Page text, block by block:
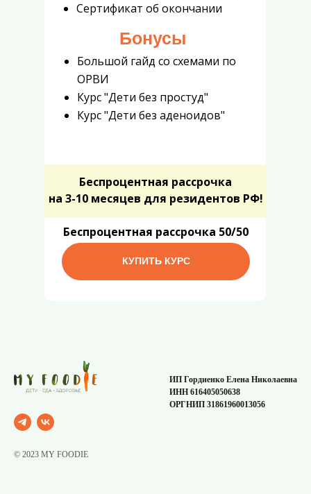
КУПИТЬ КУРС
Беспроцентная рассрочка
на 3-10 месяцев для резидентов РФ!
Беспроцентная рассрочка 50/50
Большой гайд со схемами по
ОРВИ
Курс "Дети без простуд"
Курс "Дети без аденоидов"
Бонусы
Сертификат об окончании
© 2023 MY FOODIE
ИП Гордиенко Елена Николаевна
ИНН 616405050638
ОРГНИП 31861960013056